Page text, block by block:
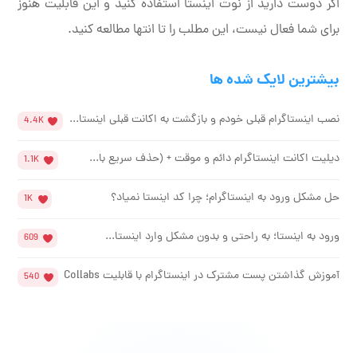
اگر دوست دارید از نوت اینستا استفاده کنید و این قابلیت هنوز
برای شما فعال نیست، این مطلب را تا انتها مطالعه کنید.
بیشترین لایک شده ها
نصب اینستاگرام قبلی خودم و بازگشت به اکانت قبلی اینستا... 4.4K
دیلیت اکانت اینستاگرام دائم و موقت + (حذف سریع با... 1.1K
حل مشکل ورود به اینستاگرام؛ چرا کد اینستا نمیاد؟ 1K
ورود به اینستا؛ به راحتی و بدون مشکل وارد اینستا... 609
آموزش گذاشتن پست مشترک در اینستاگرام با قابلیت Collabs 540